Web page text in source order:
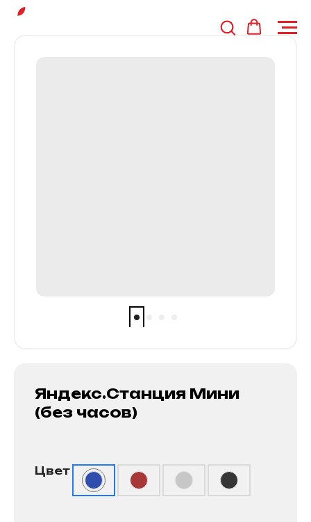
Яндекс.Станция Мини
(без часов)
Цвет